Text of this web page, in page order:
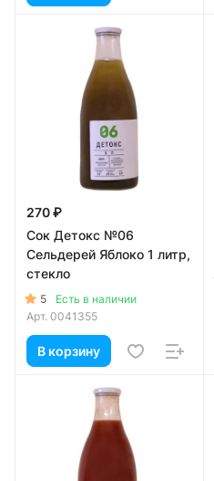
270 ₽
Сок Детокс №06
Сельдерей Яблоко 1 литр,
стекло
5
Есть в наличии
Арт. 0041355
В корзину